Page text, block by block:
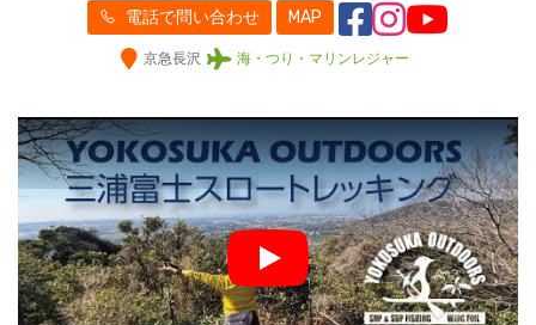
電話で問い合わせ MAP
京急長沢 海・つり・マリンレジャー
Play